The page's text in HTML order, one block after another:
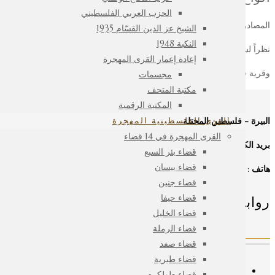
الحزب العربي الفلسطيني
الشيخ عز الدين القسّام 1935
النكبة 1948
إعادة إعمار القرى المهجرة
مجسمات
مكتبة المتحف
المكتبة الرقمية
القرى الفلسطينية المهجرة
القرى المهجرة في 14 قضاء
قضاء بئر السبع
قضاء بيسان
قضاء جنين
قضاء حيفا
قضاء الخليل
قضاء الرملة
قضاء صفد
قضاء طبرية
المصادر:
نظراً لشح المصادر العربية استخدمنا مصادر “عبرية” : موقع المستعمرة
وقرية فجة من موقع فلسطين في الذاكرة
البيرة - فلسطين المحتلة
بريد الكتروني : info.mpm@nakbamemorymuseum.org
هاتف : 970598871948+
روابط مختصرة
حول المتحف